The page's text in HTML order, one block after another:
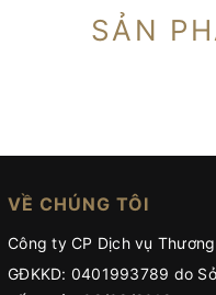
SẢN
VỀ CHÚNG TÔI
Công ty CP Dịch vụ
GĐKKD: 0401993789 do